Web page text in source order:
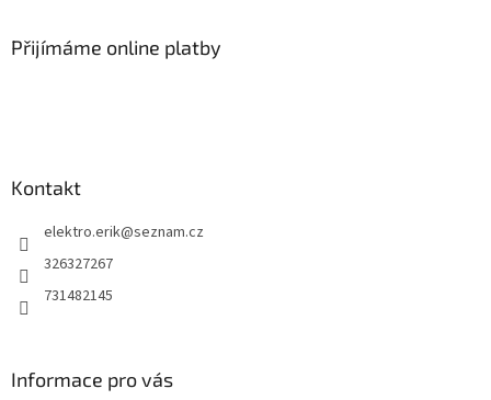
Přijímáme online platby
Kontakt
elektro.erik@seznam.cz
326327267
731482145
Informace pro vás